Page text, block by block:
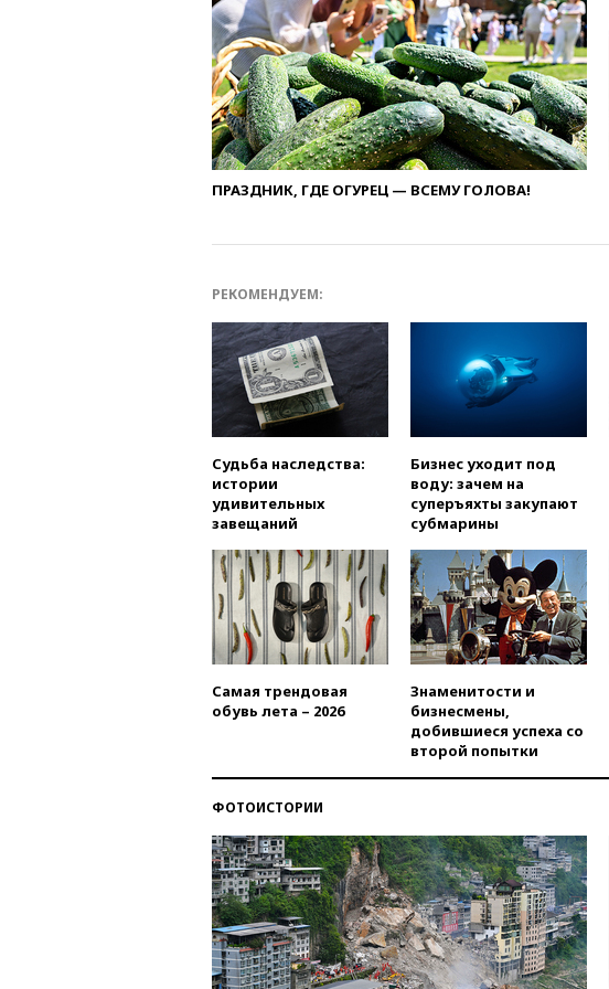
ПРАЗДНИК, ГДЕ ОГУРЕЦ — ВСЕМУ ГОЛОВА!
РЕКОМЕНДУЕМ:
Судьба наследства:
истории
удивительных
завещаний
Бизнес уходит под
воду: зачем на
суперъяхты закупают
субмарины
Самая трендовая
обувь лета – 2026
Знаменитости и
бизнесмены,
добившиеся успеха со
второй попытки
ФОТОИСТОРИИ